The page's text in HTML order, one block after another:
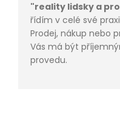
"reality lidsky a
řídím v celé své
Prodej, nákup nebo
Vás má být
provedu.